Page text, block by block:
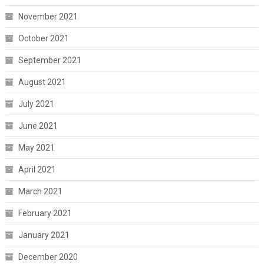
November 2021
October 2021
September 2021
August 2021
July 2021
June 2021
May 2021
April 2021
March 2021
February 2021
January 2021
December 2020